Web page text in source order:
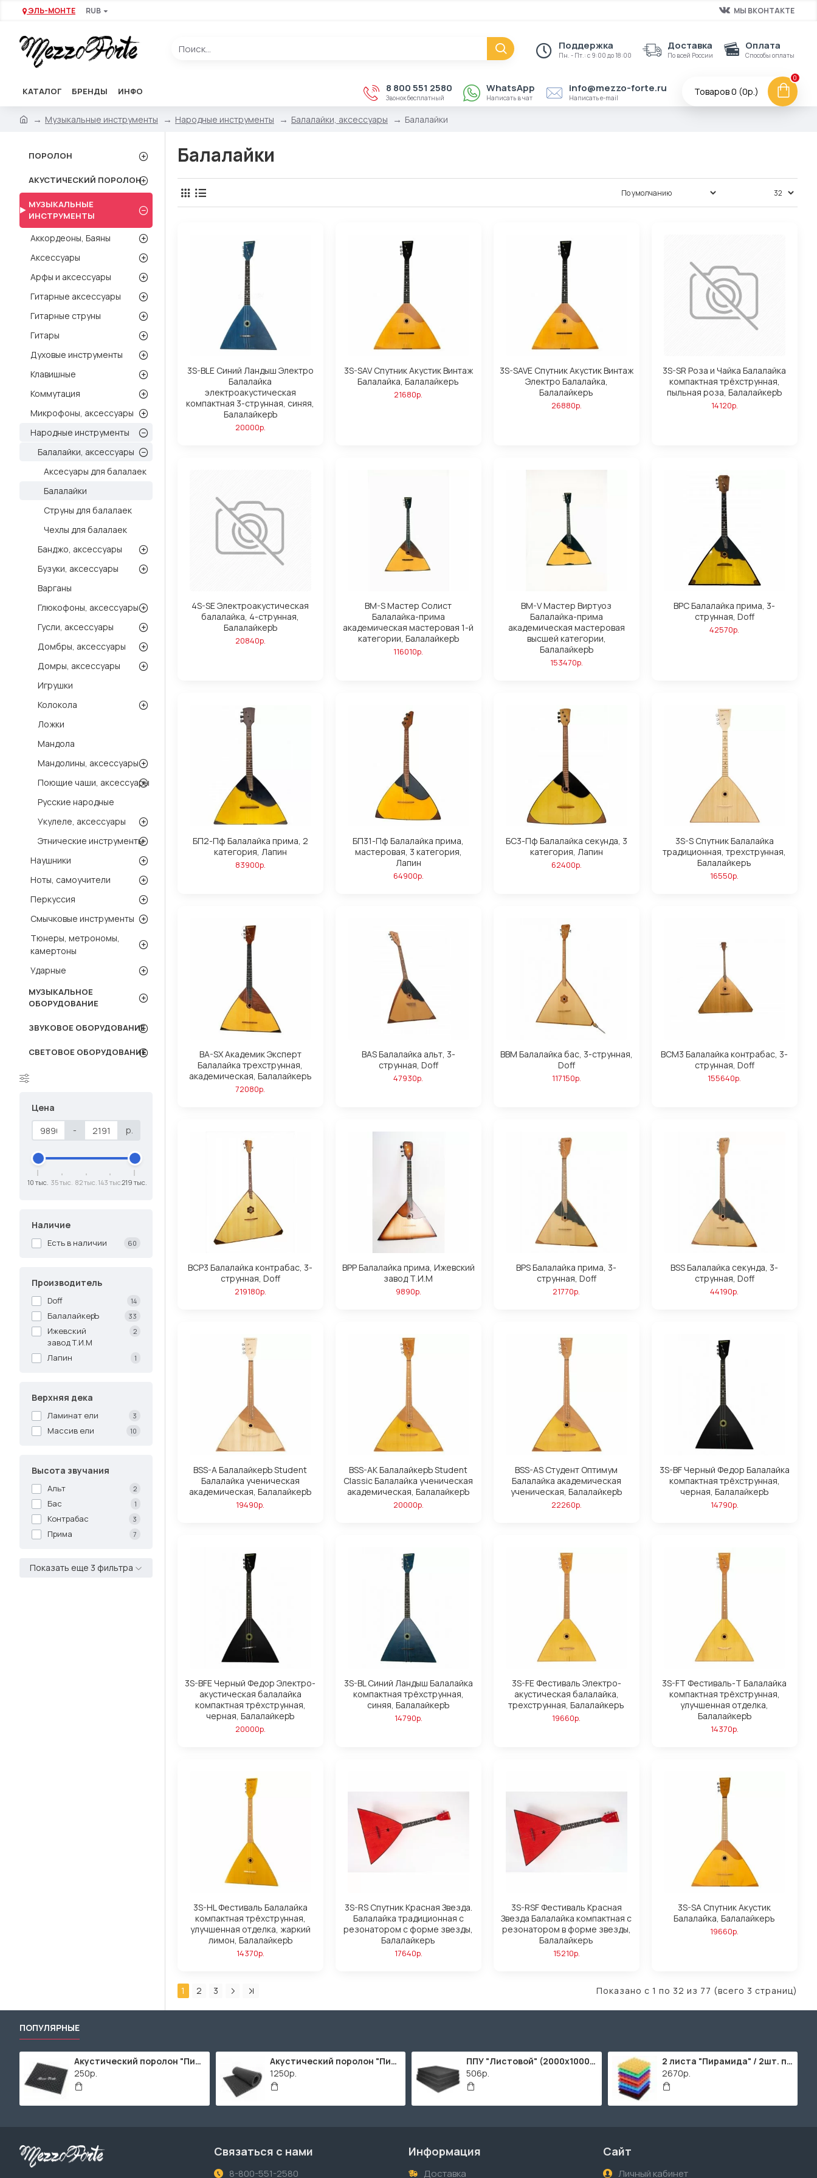
ЭЛЬ-МОНТЕ RUB МЫ ВКОНТАКТЕ
Поддержка
Пн. - Пт.: с 9:00 до 18:00
Доставка
По всей России
Оплата
Способы оплаты
КАТАЛОГ БРЕНДЫ ИНФО 8 800 551 2580
Звонок бесплатный
WhatsApp
Написать в чат
info@mezzo-forte.ru
Написать e-mail
Товаров 0 (0р.)
0
Музыкальные инструменты Народные инструменты Балалайки, аксессуары Балалайки
ПОРОЛОН
АКУСТИЧЕСКИЙ ПОРОЛОН
МУЗЫКАЛЬНЫЕ
ИНСТРУМЕНТЫ
Аккордеоны, Баяны
Аксессуары
Арфы и аксессуары
Гитарные аксессуары
Гитарные струны
Гитары
Духовые инструменты
Клавишные
Коммутация
Микрофоны, аксессуары
Народные инструменты
Балалайки, аксессуары
Аксесуары для балалаек
Балалайки
Струны для балалаек
Чехлы для балалаек
Банджо, аксессуары
Бузуки, аксессуары
Варганы
Глюкофоны, аксессуары
Гусли, аксессуары
Домбры, аксессуары
Домры, аксессуары
Игрушки
Колокола
Ложки
Мандола
Мандолины, аксессуары
Поющие чаши, аксессуары
Русские народные
Укулеле, аксессуары
Этнические инструменты
Наушники
Ноты, самоучители
Перкуссия
Смычковые инструменты
Тюнеры, метрономы,
камертоны
Ударные
МУЗЫКАЛЬНОЕ
ОБОРУДОВАНИЕ
ЗВУКОВОЕ ОБОРУДОВАНИЕ
СВЕТОВОЕ ОБОРУДОВАНИЕ
Цена
-
р.
10 тыс. 35 тыс. 82 тыс.143 тыс.219 тыс.
Наличие
Есть в наличии 60
Производитель
Doff 14
БалалайкерЪ 33
Ижевский
завод Т.И.М
2
Лапин 1
Верхняя дека
Ламинат ели 3
Массив ели 10
Высота звучания
Альт 2
Бас 1
Контрабас 3
Прима 7
Показать еще 3 фильтра
Балалайки
3S-BLE Синий Ландыш Электро
Балалайка
электроакустическая
компактная 3-струнная, синяя,
БалалайкерЪ
20000р.
3S-SAV Спутник Акустик Винтаж
Балалайка, Балалайкеръ
21680р.
3S-SAVE Спутник Акустик Винтаж
Электро Балалайка,
Балалайкеръ
26880р.
3S-SR Роза и Чайка Балалайка
компактная трёхструнная,
пыльная роза, БалалайкерЪ
14120р.
4S-SE Электроакустическая
балалайка, 4-струнная,
БалалайкерЪ
20840р.
BM-S Мастер Солист
Балалайка-прима
академическая мастеровая 1-й
категории, БалалайкерЪ
116010р.
BM-V Мастер Виртуоз
Балалайка-прима
академическая мастеровая
высшей категории,
БалалайкерЪ
153470р.
BPC Балалайка прима, 3-
струнная, Doff
42570р.
БП2-Пф Балалайка прима, 2
категория, Лапин
83900р.
БП31-Пф Балалайка прима,
мастеровая, 3 категория,
Лапин
64900р.
БС3-Пф Балалайка секунда, 3
категория, Лапин
62400р.
3S-S Спутник Балалайка
традиционная, трехструнная,
Балалайкеръ
16550р.
BA-SX Академик Эксперт
Балалайка трехструнная,
академическая, Балалайкеръ
72080р.
BAS Балалайка альт, 3-
струнная, Doff
47930р.
BBM Балалайка бас, 3-струнная,
Doff
117150р.
BCM3 Балалайка контрабас, 3-
струнная, Doff
155640р.
BCP3 Балалайка контрабас, 3-
струнная, Doff
219180р.
BPP Балалайка прима, Ижевский
завод Т.И.М
9890р.
BPS Балалайка прима, 3-
струнная, Doff
21770р.
BSS Балалайка секунда, 3-
струнная, Doff
44190р.
BSS-A БалалайкерЪ Student
Балалайка ученическая
академическая, БалалайкерЪ
19490р.
BSS-AK БалалайкерЪ Student
Classic Балалайка ученическая
академическая, БалалайкерЪ
20000р.
BSS-AS Студент Оптимум
Балалайка академическая
ученическая, БалалайкерЪ
22260р.
3S-BF Черный Федор Балалайка
компактная трёхструнная,
черная, БалалайкерЪ
14790р.
3S-BFE Черный Федор Электро-
акустическая балалайка
компактная трёхструнная,
черная, БалалайкерЪ
20000р.
3S-BL Синий Ландыш Балалайка
компактная трёхструнная,
синяя, БалалайкерЪ
14790р.
3S-FE Фестиваль Электро-
акустическая балалайка,
трехструнная, Балалайкеръ
19660р.
3S-FT Фестиваль-Т Балалайка
компактная трёхструнная,
улучшенная отделка,
БалалайкерЪ
14370р.
3S-HL Фестиваль Балалайка
компактная трёхструнная,
улучшенная отделка, жаркий
лимон, БалалайкерЪ
14370р.
3S-RS Спутник Красная Звезда.
Балалайка традиционная с
резонатором с форме звезды,
Балалайкеръ
17640р.
3S-RSF Фестиваль Красная
Звезда Балалайка компактная с
резонатором в форме звезды,
Балалайкеръ
15210р.
3S-SA Спутник Акустик
Балалайка, Балалайкеръ
19660р.
1 2 3 Показано с 1 по 32 из 77 (всего 3 страниц)
ПОПУЛЯРНЫЕ
Акустический поролон "Пирамида" / 480x480х30мм / Темно-серый
250р.
Акустический поролон "Пирамида" / 2000х1000мм
1250р.
ППУ "Листовой" (2000х1000мм)
506р.
2 листа "Пирамида" / 2шт. по 2000х1000мм
2670р.
Связаться с нами
8-800-551-2580
Информация
Доставка
Сайт
Личный кабинет